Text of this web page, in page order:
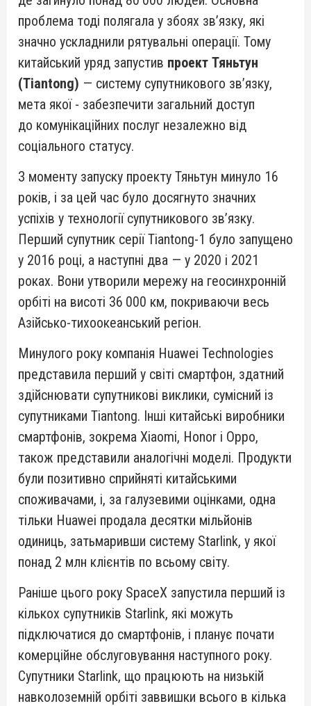
проблема тоді полягала у збоях зв’язку, які
значно ускладнили рятувальні операції. Тому
китайський уряд запустив проект Тяньтун
(Tiantong) — систему супутникового зв’язку,
мета якої - забезпечити загальний доступ
до комунікаційних послуг незалежно від
соціального статусу.
З моменту запуску проекту Тяньтун минуло 16
років, і за цей час було досягнуто значних
успіхів у технології супутникового зв’язку.
Перший супутник серії Tiantong-1 було запущено
у 2016 році, а наступні два — у 2020 і 2021
роках. Вони утворили мережу на геосинхронній
орбіті на висоті 36 000 км, покриваючи весь
Азійсько-тихоокеанський регіон.
Минулого року компанія Huawei Technologies
представила перший у світі смартфон, здатний
здійснювати супутникові виклики, сумісний із
супутниками Tiantong. Інші китайські виробники
смартфонів, зокрема Xiaomi, Honor і Oppo,
також представили аналогічні моделі. Продукти
були позитивно сприйняті китайськими
споживачами, і, за галузевими оцінками, одна
тільки Huawei продала десятки мільйонів
одиниць, затьмаривши систему Starlink, у якої
понад 2 млн клієнтів по всьому світу.
Раніше цього року SpaceX запустила перший із
кількох супутників Starlink, які можуть
підключатися до смартфонів, і планує почати
комерційне обслуговування наступного року.
Супутники Starlink, що працюють на низькій
навколоземній орбіті заввишки всього в кілька